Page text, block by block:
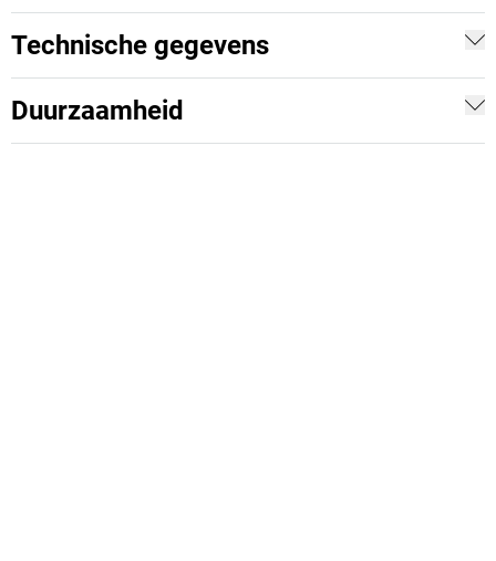
Technische gegevens
Duurzaamheid